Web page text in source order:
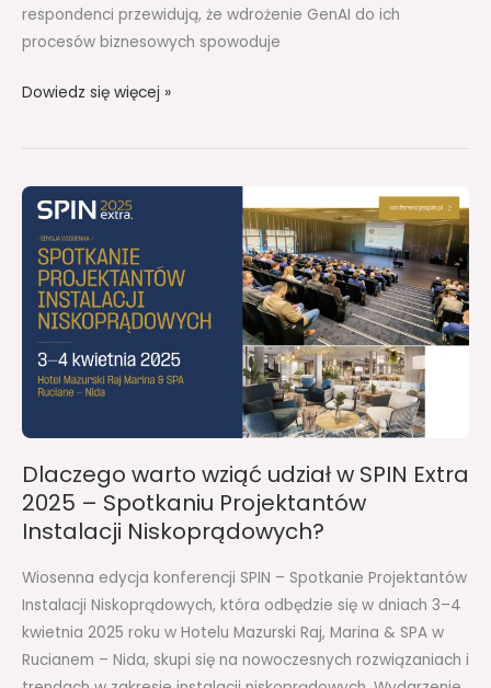
respondenci przewidują, że wdrożenie GenAI do ich
procesów biznesowych spowoduje
Dowiedz się więcej »
Dlaczego warto wziąć udział w SPIN Extra
2025 – Spotkaniu Projektantów
Instalacji Niskoprądowych?
Wiosenna edycja konferencji SPIN – Spotkanie Projektantów
Instalacji Niskoprądowych, która odbędzie się w dniach 3–4
kwietnia 2025 roku w Hotelu Mazurski Raj, Marina & SPA w
Rucianem – Nida, skupi się na nowoczesnych rozwiązaniach i
Dlaczego
wziąć
udział
SPIN
Extra
2025
Projektantów
Instalacji
Niskoprądowych?